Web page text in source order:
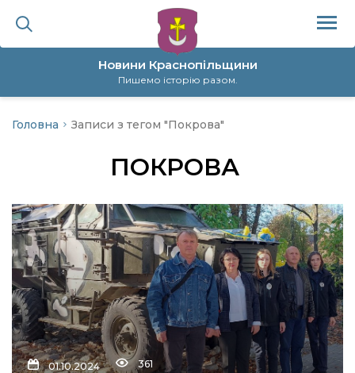
Новини Краснопільщини
Пишемо історію разом.
політика
Головна Записи з тегом "Покрова"
ПОКРОВА
01.10.2024 361